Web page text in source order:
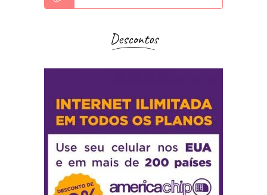
Descontos